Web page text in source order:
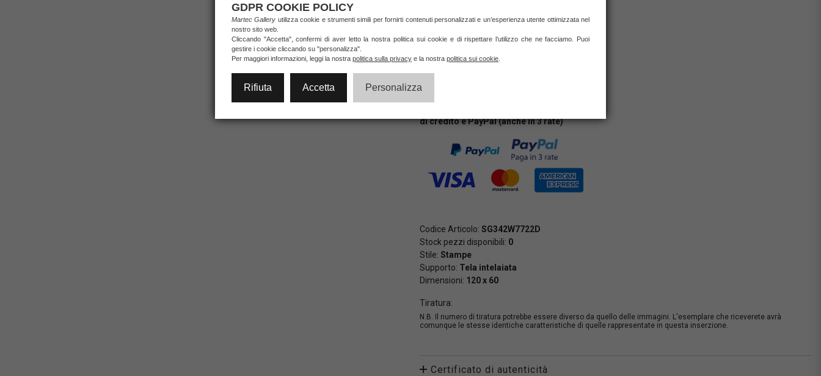
RICHIEDI INFORMAZIONI
NON DISPONIBILE
di credito e PayPal (anche in 3 rate)
Codice Articolo: SG342W7722D
Stock pezzi disponibili: 0
Stile: Stampe
Supporto: Tela intelaiata
Dimensioni: 120 x 60
Tiratura:
N.B. Il numero di tiratura potrebbe essere diverso da quello delle immagini. L'esemplare che riceverete avrà
comunque le stesse identiche caratteristiche di quelle rappresentate in questa inserzione.
Certificato di autenticità
GDPR COOKIE POLICY
Martec Gallery utilizza cookie e strumenti simili per fornirti contenuti personalizzati e un’esperienza utente ottimizzata nel
nostro sito web.
Cliccando "Accetta", confermi di aver letto la nostra politica sui cookie e di rispettare l’utilizzo che ne facciamo. Puoi
gestire i cookie cliccando su "personalizza".
Per maggiori informazioni, leggi la nostra politica sulla privacy e la nostra politica sui cookie
Rifiuta Accetta Personalizza